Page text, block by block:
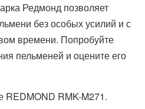
Редмонд позволяет
без особых усилий и с
времени. Попробуйте
пельменей и оцените его
REDMOND RMK-M271.